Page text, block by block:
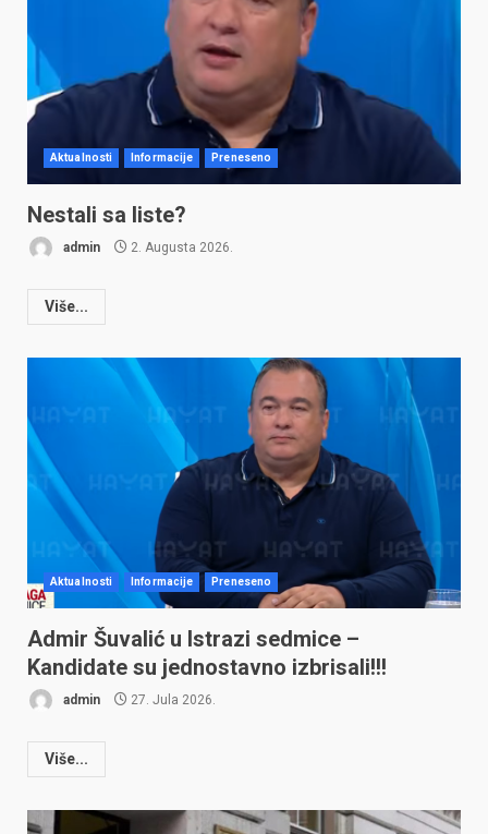
Aktualnosti Informacije Preneseno
Nestali sa liste?
admin 2. Augusta 2026.
Više...
Aktualnosti Informacije Preneseno
Admir Šuvalić u Istrazi sedmice –
Kandidate su jednostavno izbrisali!!!
admin 27. Jula 2026.
Više...